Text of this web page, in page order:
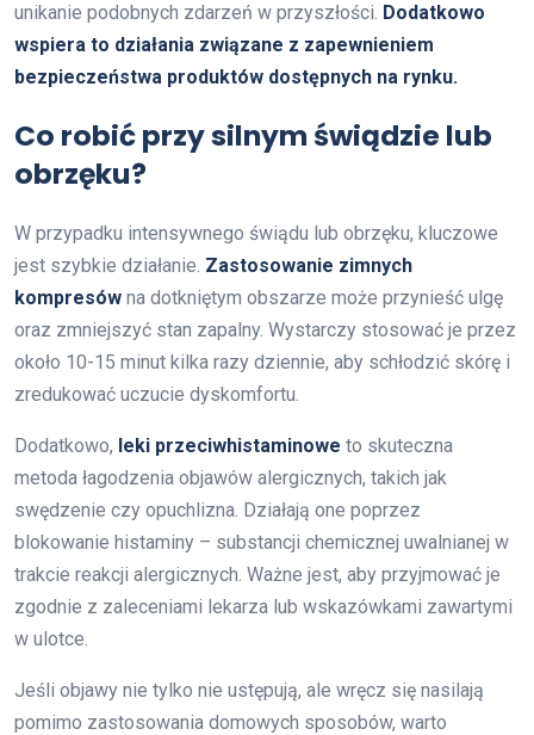
unikanie podobnych zdarzeń w przyszłości. Dodatkowo
wspiera to działania związane z zapewnieniem
bezpieczeństwa produktów dostępnych na rynku.
Co robić przy silnym świądzie lub
obrzęku?
W przypadku intensywnego świądu lub obrzęku, kluczowe
jest szybkie działanie. Zastosowanie zimnych
kompresów na dotkniętym obszarze może przynieść ulgę
oraz zmniejszyć stan zapalny. Wystarczy stosować je przez
około 10-15 minut kilka razy dziennie, aby schłodzić skórę i
zredukować uczucie dyskomfortu.
Dodatkowo, leki przeciwhistaminowe to skuteczna
metoda łagodzenia objawów alergicznych, takich jak
swędzenie czy opuchlizna. Działają one poprzez
blokowanie histaminy – substancji chemicznej uwalnianej w
trakcie reakcji alergicznych. Ważne jest, aby przyjmować je
zgodnie z zaleceniami lekarza lub wskazówkami zawartymi
w ulotce.
Jeśli objawy nie tylko nie ustępują, ale wręcz się nasilają
pomimo zastosowania domowych sposobów, warto